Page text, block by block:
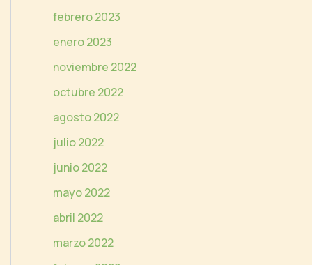
febrero 2023
enero 2023
noviembre 2022
octubre 2022
agosto 2022
julio 2022
junio 2022
mayo 2022
abril 2022
marzo 2022